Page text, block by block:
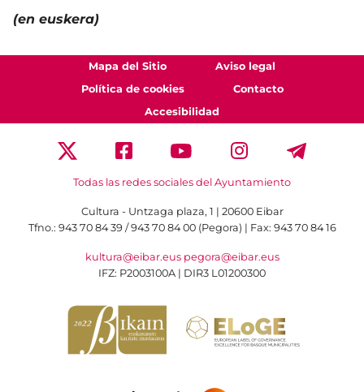
(en euskera)
Mapa del Sitio
Aviso legal
Política de cookies
Contacto
Accesibilidad
Todas las redes sociales del Ayuntamiento
Cultura - Untzaga plaza, 1 | 20600 Eibar
Tfno.: 943 70 84 39 / 943 70 84 00 (Pegora) | Fax: 943 70 84 16
kultura@eibar.eus pegora@eibar.eus
IFZ: P2003100A | DIR3 L01200300